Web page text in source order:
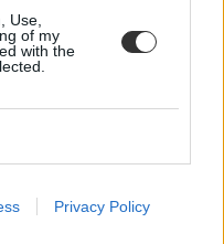
Use,
of my
with the
Privacy Policy
firtatták.